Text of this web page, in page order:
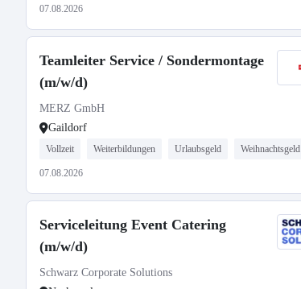
07.08.2026
Teamleiter Service / Sondermontage
(m/w/d)
MERZ GmbH
Gaildorf
Vollzeit Weiterbildungen Urlaubsgeld Weihnachtsgeld
07.08.2026
Serviceleitung Event Catering
(m/w/d)
Schwarz Corporate Solutions